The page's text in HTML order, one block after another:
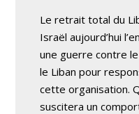
Le retrait total du
Israël aujourd’hui
une guerre contre
le Liban pour
cette organisation.
suscitera un